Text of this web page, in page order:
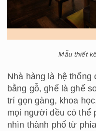
Mẫu thiết
Nhà hàng là hệ
bằng gỗ, ghế là ghế
trí gọn gàng, khoa
mọi người đều có thể
nhìn thành phố từ